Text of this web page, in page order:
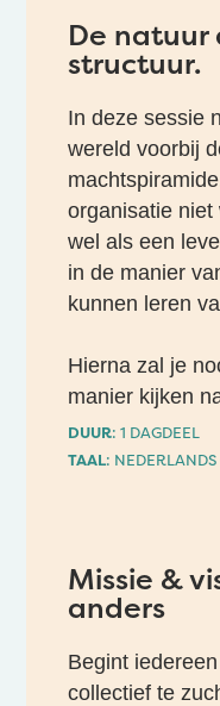
De natuur
structuur.
In deze sessie
wereld voorbij
organisatie niet
wel als een
in de manier
kunnen leren
Hierna zal je
manier kijken
DUUR: 1 DAGDEEL
TAAL: NEDERLANDS
Missie &
anders
Begint
collectief te